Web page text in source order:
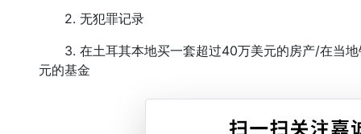
2. 无犯罪记录
3. 在土耳其本地买一套超过40万美元的房产/在当地
元的基金